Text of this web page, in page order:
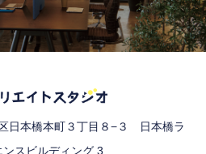
本橋本町３丁目８−３ 日本橋ラ
ンスビルディング 3